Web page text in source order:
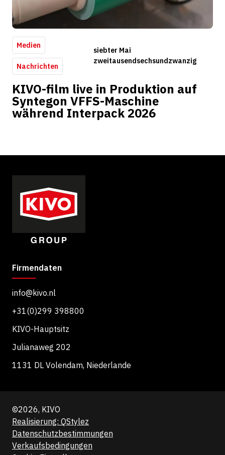
Medien
Nachrichten
siebter Mai
zweitausendsechsundzwanzig
KIVO-film live in Produktion auf
Syntegon VFFS-Maschine
während Interpack 2026
Firmendaten
info@kivo.nl
+31(0)299 398800
KIVO-Hauptsitz
Julianaweg 202
1131 DL Volendam, Niederlande
©2026, KIVO
Realisierung: QStylez
Datenschutzbestimmungen
Verkaufsbedingungen